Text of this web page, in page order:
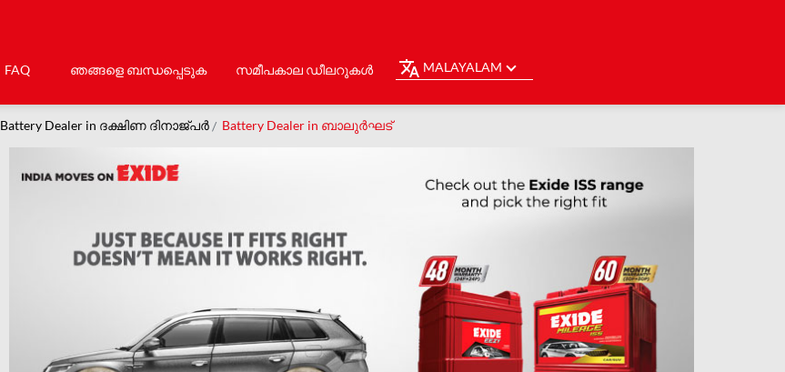
FAQ ഞങ്ങളെ ബന്ധപ്പെടുക സമീപകാല ഡീലറുകൾ MALAYALAM
Battery Dealer in ദക്ഷിണ ദിനാജ്പർ Battery Dealer in ബാലുർഘട്